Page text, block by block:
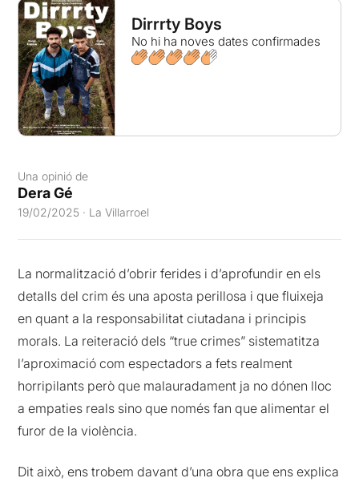
Dirrrty Boys
No hi ha noves dates confirmades
Una opinió de
Dera Gé
19/02/2025 · La Villarroel
La normalització d’obrir ferides i d’aprofundir en els
detalls del crim és una aposta perillosa i que fluixeja
en quant a la responsabilitat ciutadana i principis
morals. La reiteració dels “true crimes” sistematitza
l’aproximació com espectadors a fets realment
horripilants però que malauradament ja no dónen lloc
a empaties reals sino que només fan que alimentar el
furor de la violència.
Dit això, ens trobem davant d’una obra que ens explica